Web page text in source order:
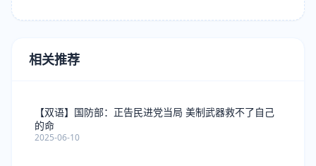
相关推荐
【双语】国防部：正告民进党当局 美制武器救不了自己
的命
2025-06-10